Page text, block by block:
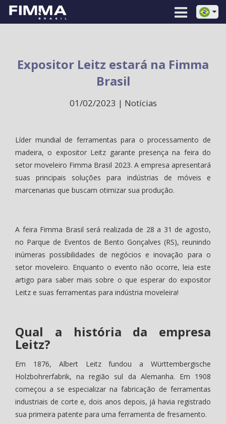
Expositor Leitz estará na Fimma
Brasil
01/02/2023 | Notícias
Líder mundial de ferramentas para o processamento de
madeira, o expositor Leitz garante presença na feira do
setor moveleiro Fimma Brasil 2023. A empresa apresentará
suas principais soluções para indústrias de móveis e
marcenarias que buscam otimizar sua produção.
A feira Fimma Brasil será realizada de 28 a 31 de agosto,
no Parque de Eventos de Bento Gonçalves (RS), reunindo
inúmeras possibilidades de negócios e inovação para o
setor moveleiro. Enquanto o evento não ocorre, leia este
artigo para saber mais sobre o que esperar do expositor
Leitz e suas ferramentas para indústria moveleira!
Qual a história da empresa
Leitz?
Em 1876, Albert Leitz fundou a Württembergische
Holzbohrerfabrik, na região sul da Alemanha. Em 1908
começou a se especializar na fabricação de ferramentas
industriais de corte e, dois anos depois, já havia registrado
sua primeira patente para uma ferramenta de fresamento.